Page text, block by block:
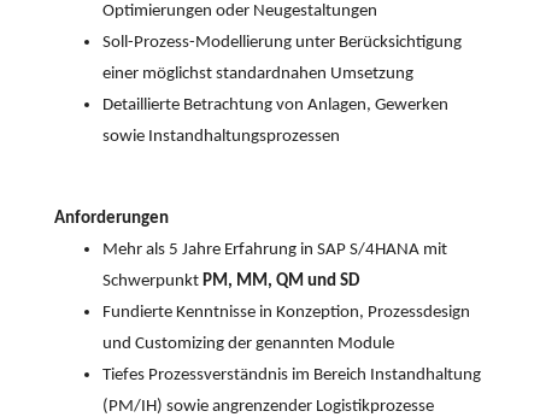
Optimierungen oder Neugestaltungen
Soll-Prozess-Modellierung unter Berücksichtigung
einer möglichst standardnahen Umsetzung
Detaillierte Betrachtung von Anlagen, Gewerken
sowie Instandhaltungsprozessen
Anforderungen
Mehr als 5 Jahre Erfahrung in SAP S/4HANA mit
Schwerpunkt PM, MM, QM und SD
Fundierte Kenntnisse in Konzeption, Prozessdesign
und Customizing der genannten Module
Tiefes Prozessverständnis im Bereich Instandhaltung
(PM/IH) sowie angrenzender Logistikprozesse